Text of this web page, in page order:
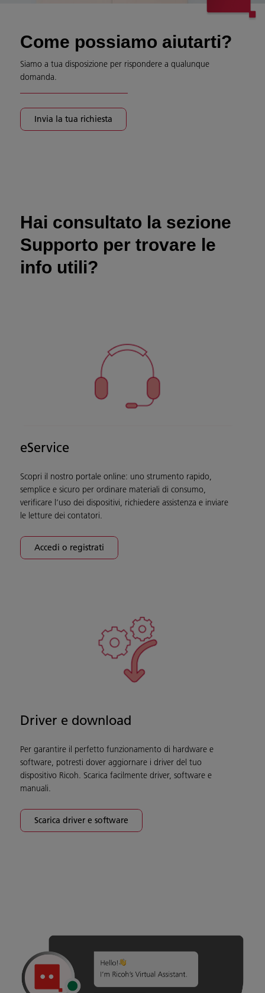
Come possiamo aiutarti?
Siamo a tua disposizione per rispondere a qualunque
domanda.
Invia la tua richiesta
Hai consultato la sezione
Supporto per trovare le
info utili?
eService
Scopri il nostro portale online: uno strumento rapido,
semplice e sicuro per ordinare materiali di consumo,
verificare l’uso dei dispositivi, richiedere assistenza e inviare
le letture dei contatori.
Accedi o registrati
Driver e download
Per garantire il perfetto funzionamento di hardware e
software, potresti dover aggiornare i driver del tuo
dispositivo Ricoh. Scarica facilmente driver, software e
manuali.
Scarica driver e software